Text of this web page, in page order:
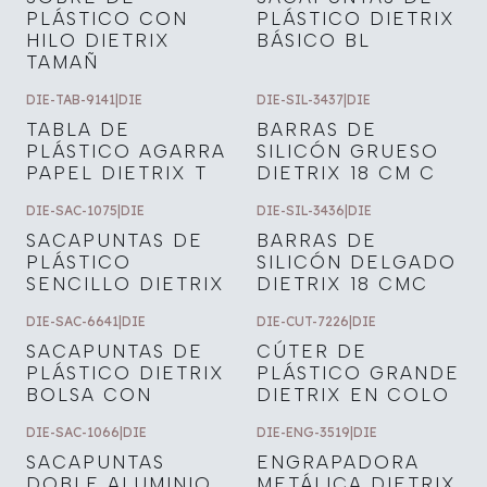
PLÁSTICO CON
HILO DIETRIX
TAMAÑ
PLÁSTICO DIETRIX
BÁSICO BL
DIE-TAB-9141|DIE
TABLA DE
PLÁSTICO AGARRA
PAPEL DIETRIX T
DIE-SIL-3437|DIE
BARRAS DE
SILICÓN GRUESO
DIETRIX 18 CM C
DIE-SAC-1075 DIE
SACAPUNTAS DE
PLÁSTICO
SENCILLO DIETRIX
DIE-SIL-3436 DIE
BARRAS DE
SILICÓN DELGADO
DIETRIX 18 CMC
DIE-SAC-6641 DIE
SACAPUNTAS DE
PLÁSTICO DIETRIX
BOLSA CON
DIE-CUT-7226 DIE
CÚTER DE
PLÁSTICO GRANDE
DIETRIX EN COLO
DIE-SAC-1066 DIE
SACAPUNTAS
DIE-ENG-3519 DIE
ENGRAPADORA